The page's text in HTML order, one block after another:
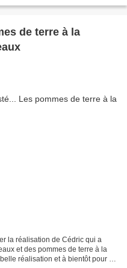
de terre à la
la réalisation de Cédric qui a
et des pommes de terre à la
réalisation et à bientôt pour de